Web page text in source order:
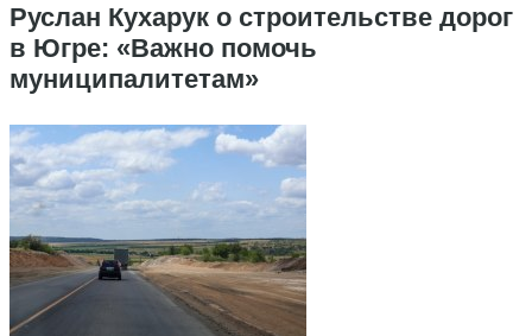
Руслан Кухарук о строительстве дорог
в Югре: «Важно помочь
муниципалитетам»